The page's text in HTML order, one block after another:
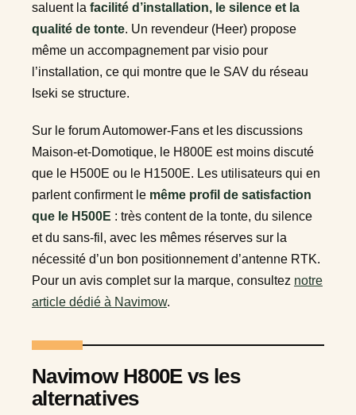
saluent la facilité d’installation, le silence et la
qualité de tonte. Un revendeur (Heer) propose
même un accompagnement par visio pour
l’installation, ce qui montre que le SAV du réseau
Iseki se structure.
Sur le forum Automower-Fans et les discussions
Maison-et-Domotique, le H800E est moins discuté
que le H500E ou le H1500E. Les utilisateurs qui en
parlent confirment le même profil de satisfaction
que le H500E : très content de la tonte, du silence
et du sans-fil, avec les mêmes réserves sur la
nécessité d’un bon positionnement d’antenne RTK.
Pour un avis complet sur la marque, consultez notre
article dédié à Navimow.
Navimow H800E vs les
alternatives